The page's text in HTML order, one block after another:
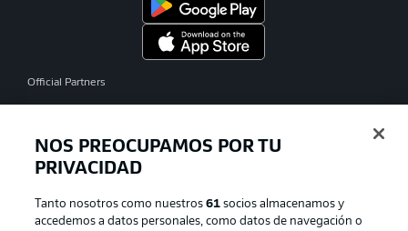
Official Partners
NOS PREOCUPAMOS POR TU
PRIVACIDAD
Tanto nosotros como nuestros61 socios almacenamos y
accedemos a datos personales, como datos de navegación o